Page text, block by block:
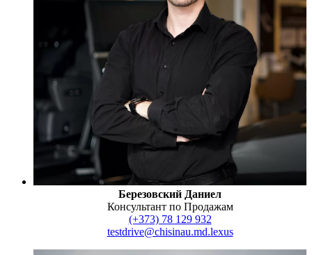
Березовский Даниел
Консультант по Продажам
(+373) 78 129 932
testdrive@chisinau.md.lexus